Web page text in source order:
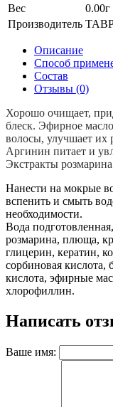
Вес
0.00г
Производитель
Описание
Способ
Состав
Отзывы (0)
Хорошо очищает,
блеск. Эфирное
волосы, улучшает их
Аргинин питает и
Экстракты
Нанести на мокрые
вспенить и смыть
необходимости.
Вода
розмарина, плюща,
глицерин, кератин,
сорбиновая кислота,
кислота, эфирные
хлорофиллин.
Написать
Ваше имя: